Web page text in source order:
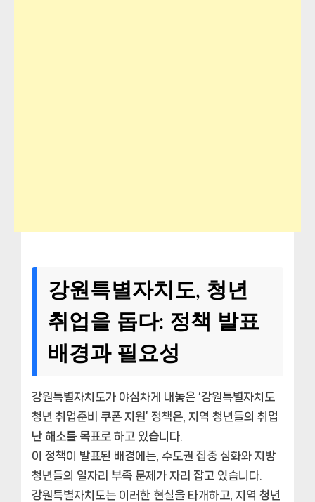
강원특별자치도, 청년
취업을 돕다: 정책 발표
배경과 필요성
강원특별자치도가 야심차게 내놓은 ‘강원특별자치도
청년 취업준비 쿠폰 지원’ 정책은, 지역 청년들의 취업
난 해소를 목표로 하고 있습니다.
이 정책이 발표된 배경에는, 수도권 집중 심화와 지방
청년들의 일자리 부족 문제가 자리 잡고 있습니다.
강원특별자치도는 이러한 현실을 타개하고, 지역 청년